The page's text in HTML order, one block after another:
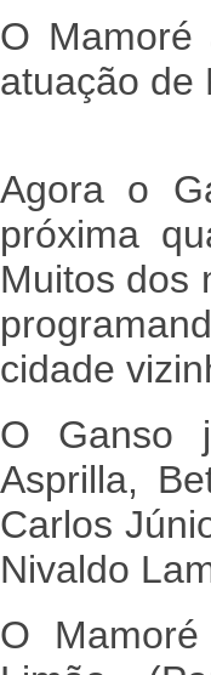
O Mamoré
atuação de
Agora o
próxima
Muitos dos
cidade
O Ganso
Asprilla,
Carlos
Nivaldo
O